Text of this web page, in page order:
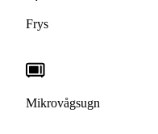
Frys
Mikrovågsugn